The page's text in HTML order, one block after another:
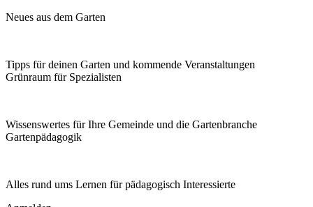
Neues aus dem Garten
Tipps für deinen Garten und kommende Veranstaltungen
Grünraum für Spezialisten
Wissenswertes für Ihre Gemeinde und die Gartenbranche
Garten­pädagogik
Alles rund ums Lernen für pädagogisch Interessierte